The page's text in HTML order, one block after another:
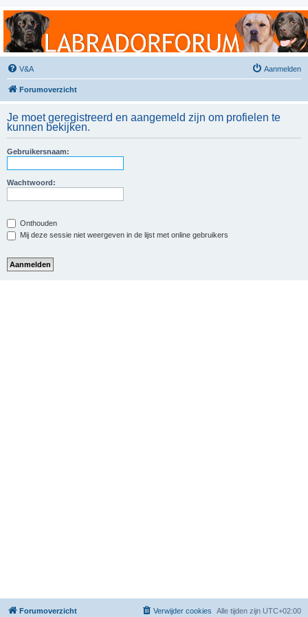
Labradorforum
Het gezelligste Labradorforum van Nederland en België!
V&A Aanmelden
Forumoverzicht
Je moet geregistreerd en aangemeld zijn om profielen te
kunnen bekijken.
Gebruikersnaam:
Wachtwoord:
Onthouden
Mij deze sessie niet weergeven in de lijst met online gebruikers
Forumoverzicht Alle tijden zijn UTC+02:00
Verwijder cookies